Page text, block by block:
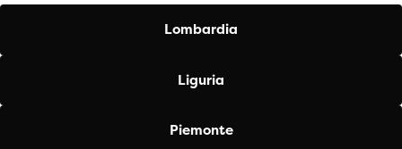
Lombardia
Liguria
Piemonte